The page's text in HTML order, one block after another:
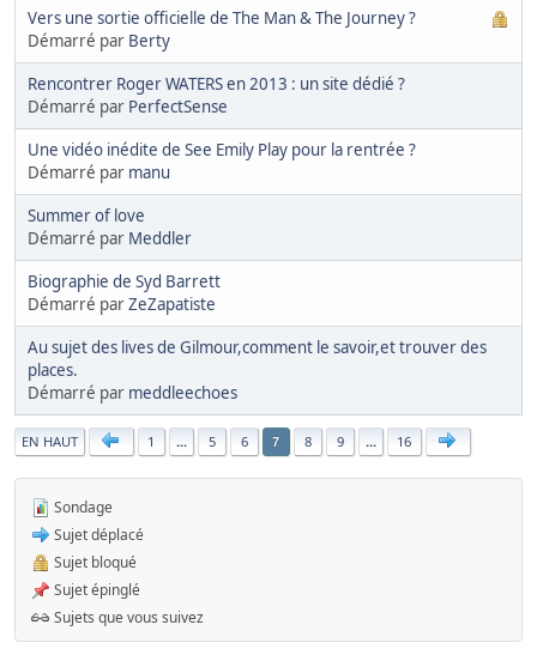
Vers une sortie officielle de The Man & The Journey ?
Démarré par Berty
Rencontrer Roger WATERS en 2013 : un site dédié ?
Démarré par PerfectSense
Une vidéo inédite de See Emily Play pour la rentrée ?
Démarré par manu
Summer of love
Démarré par Meddler
Biographie de Syd Barrett
Démarré parZeZapatiste
Au sujet des lives de Gilmour,comment le savoir,et trouver des
places.
Démarré par meddleechoes
|
EN HAUT 1 ... 5 6 7 8 9 ... 16
Sondage
Sujet déplacé
Sujet bloqué
Sujet épinglé
Sujets que vous suivez